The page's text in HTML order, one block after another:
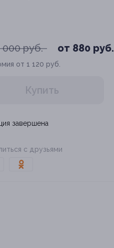
000 руб. от 880 руб.
от 1 120 руб.
Купить
завершена
с друзьями